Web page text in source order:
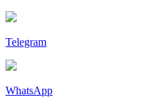
Telegram
WhatsApp